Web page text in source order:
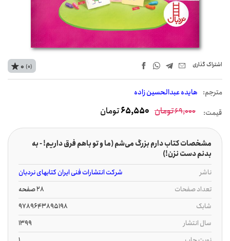
اشتراک‌ گذاری
مترجم: هایده عبدالحسین زاده
0 (0)
قیمت: 69,000تومان 65,550تومان
مشخصات کتاب دارم بزرگ می‌شم (ما و تو باهم فرق داریم! - به
بدنم دست نزن!)
ناشر
شرکت انتشارات فنی ایران کتابهای نردبان
تعداد صفحات
28 صفحه
شابک
9789643895198
سال انتشار
1399